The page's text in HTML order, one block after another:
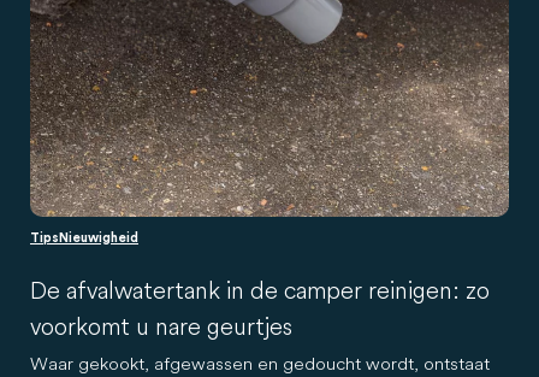
Tips Nieuwigheid
De afvalwatertank in de camper reinigen: zo
voorkomt u nare geurtjes
Waar gekookt, afgewassen en gedoucht wordt, ontstaat